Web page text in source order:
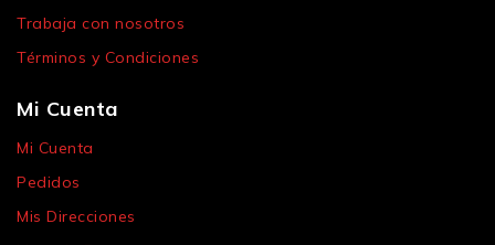
Trabaja con nosotros
Términos y Condiciones
Mi Cuenta
Mi Cuenta
Pedidos
Mis Direcciones